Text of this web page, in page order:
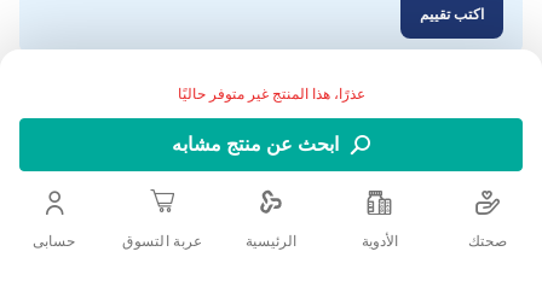
عذرًا، هذا المنتج غير متوفر حاليًا
ابحث عن منتج مشابه
اكتب تقييم
صحتك الأدوية الرئيسية عربة التسوق حسابى